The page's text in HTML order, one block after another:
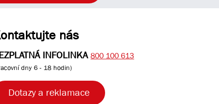
nás
INFOLINKA 800 100 613
dny 6 - 18 hodin)
Dotazy a reklamace